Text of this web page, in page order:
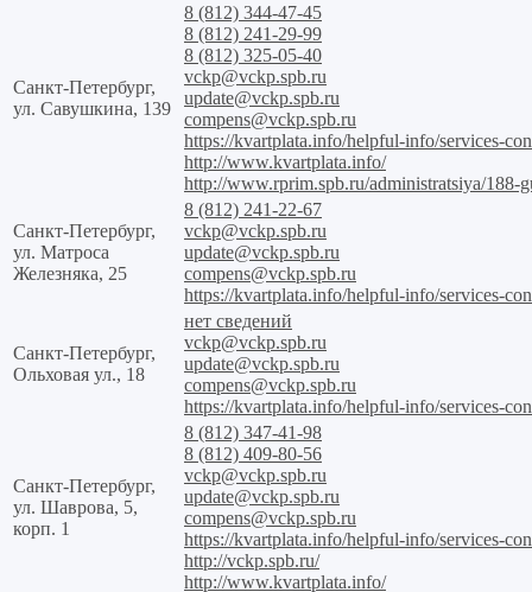
Санкт-Петербург,
ул. Савушкина, 139
8 (812) 344-47-45
8 (812) 241-29-99
8 (812) 325-05-40
vckp@vckp.spb.ru
update@vckp.spb.ru
compens@vckp.spb.ru
https://kvartplata.info/helpful-info/services-
http://www.kvartplata.info/
http://www.rprim.spb.ru/administratsiya/188-
Санкт-Петербург,
ул. Матроса
Железняка, 25
8 (812) 241-22-67
vckp@vckp.spb.ru
update@vckp.spb.ru
compens@vckp.spb.ru
https://kvartplata.info/helpful-info/services-
Санкт-Петербург,
Ольховая ул., 18
нет сведений
vckp@vckp.spb.ru
update@vckp.spb.ru
compens@vckp.spb.ru
https://kvartplata.info/helpful-info/services-
Санкт-Петербург,
ул. Шаврова, 5,
корп. 1
8 (812) 347-41-98
8 (812) 409-80-56
vckp@vckp.spb.ru
update@vckp.spb.ru
compens@vckp.spb.ru
https://kvartplata.info/helpful-info/services-
http://vckp.spb.ru/
http://www.kvartplata.info/